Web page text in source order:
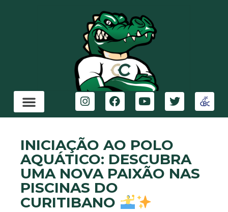
INICIAÇÃO AO POLO
AQUÁTICO: DESCUBRA
UMA NOVA PAIXÃO NAS
PISCINAS DO
CURITIBANO